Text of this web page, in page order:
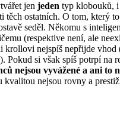
jen jeden typ klobouků,
těch ostatních. O tom, který
seděl. Někomu s
(respektive není, ale
krollovi nejspíš nepřijde vhod
). Pokud si však spíš potrpí na
nejsou vyvážené a ani to
kvalitou nejsou rovny a